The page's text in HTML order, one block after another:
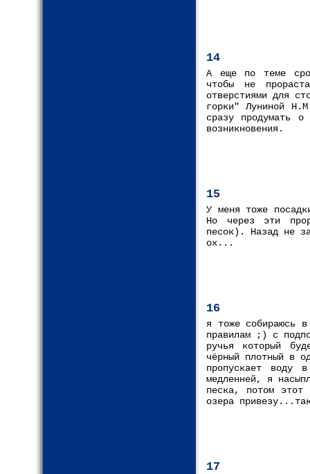
14
А еще по теме
чтобы не
отверстиями для
горки" Луниной
сразу продумать
возникновения.
15
У меня тоже
Но через эти
песок). Назад не
ох...
16
я тоже собираюсь
правилам ;) с
ручья который
чёрный плотный в
пропускает воду
медленней, я
песка, потом этот
озера
17